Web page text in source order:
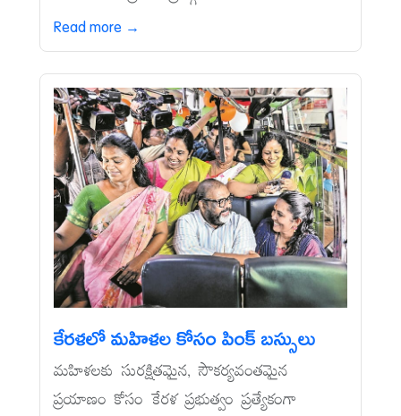
Read more →
కేరళలో మహిళల కోసం పింక్‌ బస్సులు
మహిళలకు సురక్షితమైన, సౌకర్యవంతమైన
ప్రయాణం కోసం కేరళ ప్రభుత్వం ప్రత్యేకంగా